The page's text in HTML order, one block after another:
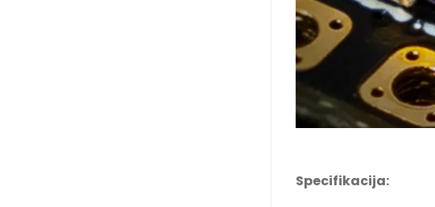
Specifikacija: